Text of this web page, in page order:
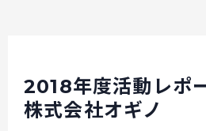
2018年度活動レポ
株式会社オギノ